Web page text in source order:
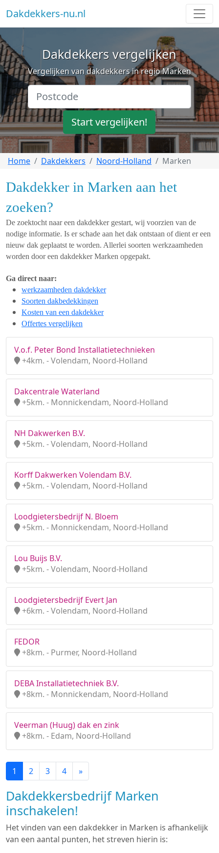
Dakdekkers-nu.nl
Dakdekkers vergelijken
Vergelijken van dakdekkers in regio Marken
Start vergelijken!
Home Dakdekkers Noord-Holland Marken
Dakdekker in Marken aan het
zoeken?
De zoektocht naar een dakdekker gestart, wij voorzien van de
nodige informatie. Is er schade aan het dak ontstaan of dient er een
nieuw dak geplaatst te worden. Allerlei soorten werkzaamheden
worden door een dakdekker Marken opgepakt.
Ga direct naar:
werkzaamheden dakdekker
Soorten dakbedekkingen
Kosten van een dakdekker
Offertes vergelijken
V.o.f. Peter Bond Installatietechnieken
+4km. - Volendam, Noord-Holland
Dakcentrale Waterland
+5km. - Monnickendam, Noord-Holland
NH Dakwerken B.V.
+5km. - Volendam, Noord-Holland
Korff Dakwerken Volendam B.V.
+5km. - Volendam, Noord-Holland
Loodgietersbedrijf N. Bloem
+5km. - Monnickendam, Noord-Holland
Lou Buijs B.V.
+5km. - Volendam, Noord-Holland
Loodgietersbedrijf Evert Jan
+6km. - Volendam, Noord-Holland
FEDOR
+8km. - Purmer, Noord-Holland
DEBA Installatietechniek B.V.
+8km. - Monnickendam, Noord-Holland
Veerman (Huug) dak en zink
+8km. - Edam, Noord-Holland
1 2 3 4 »
Dakdekkersbedrijf Marken
inschakelen!
Het vinden van een dakdekker in Marken is afhankelijk
van een aantal punten, het streven hierin is: